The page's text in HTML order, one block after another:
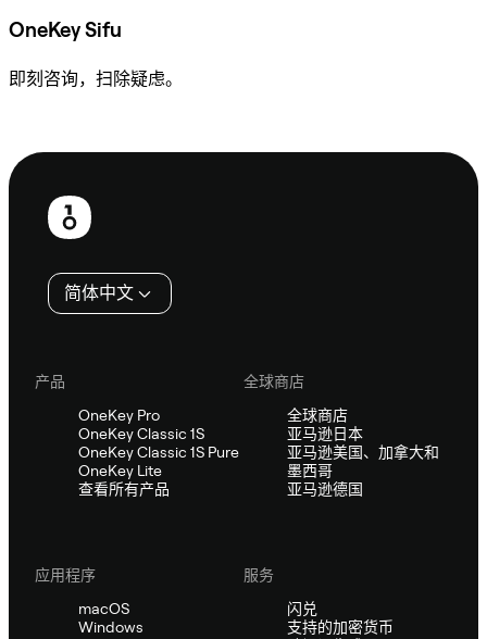
OneKey Sifu
即刻咨询，扫除疑虑。
页
简体中文
产品
OneKey Pro
OneKey Classic 1S
OneKey Classic 1S Pure
OneKey Lite
查看所有产品
全球商店
全球商店
亚马逊日本
亚马逊美国、加拿大和
墨西哥
亚马逊德国
应用程序
macOS
Windows
服务
闪兑
支持的加密货币